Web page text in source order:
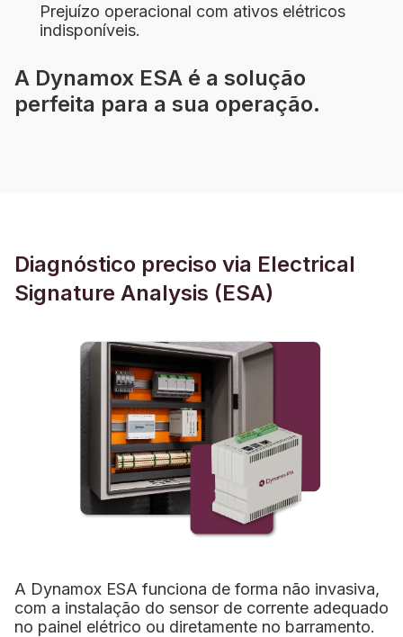
Prejuízo operacional com ativos elétricos
indisponíveis.
A Dynamox ESA é a solução
perfeita para a sua operação.
Diagnóstico preciso via Electrical
Signature Analysis (ESA)
A Dynamox ESA funciona de forma não invasiva,
com a instalação do sensor de corrente adequado
no painel elétrico ou diretamente no barramento.